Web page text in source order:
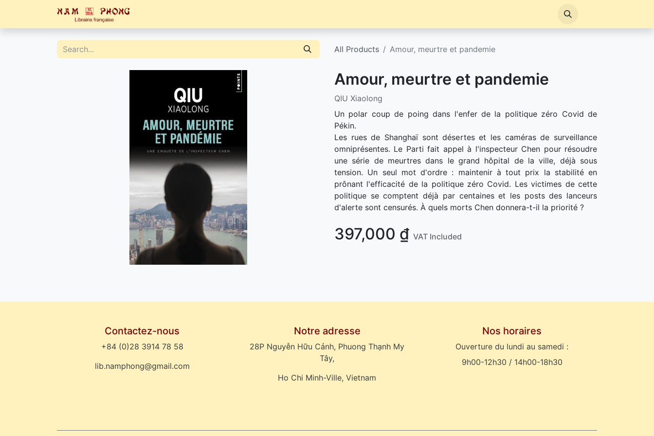
All Products Amour, meurtre et pandemie
Amour, meurtre et pandemie
QIU Xiaolong
Un polar coup de poing dans l'enfer de la politique zéro Covid de
Pékin.
Les rues de Shanghaï sont désertes et les caméras de surveillance
omniprésentes. Le Parti fait appel à l'inspecteur Chen pour résoudre
une série de meurtres dans le grand hôpital de la ville, déjà sous
tension. Un seul mot d'ordre : maintenir à tout prix la stabilité en
prônant l'efficacité de la politique zéro Covid. Les victimes de cette
politique se comptent déjà par centaines et les posts des lanceurs
d'alerte sont censurés. À quels morts Chen donnera-t-il la priorité ?
397,000 ₫ VAT Included
Contactez-nous
+84 (0)28 3914 78 58
lib.namphong@gmail.com
Notre adresse
28P Nguyễn Hữu Cảnh, Phuong Thạnh My
Tây,
Ho Chi Minh-Ville, Vietnam
Nos horaires
Ouverture du lundi au samedi :
9h00-12h30 / 14h00-18h30